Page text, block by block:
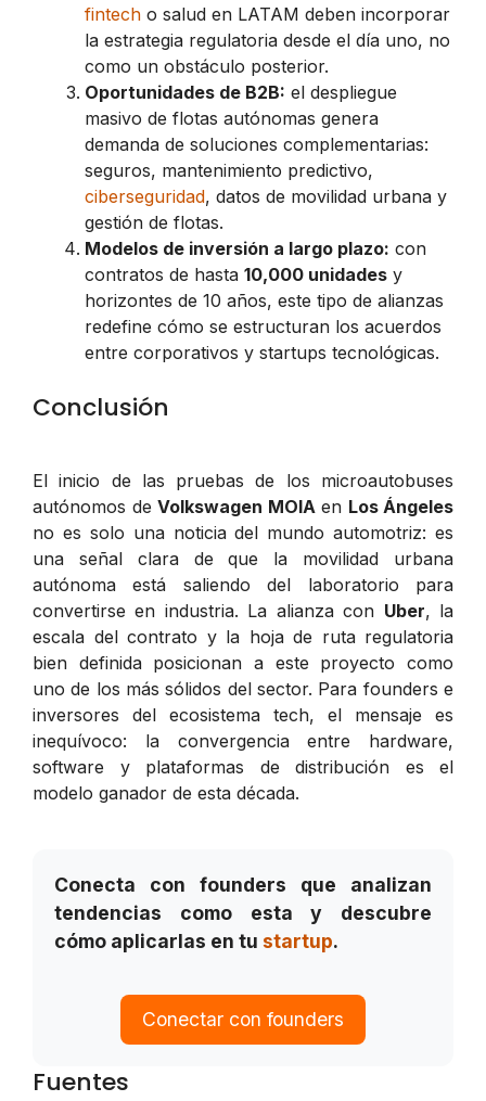
fintech o salud en LATAM deben incorporar
la estrategia regulatoria desde el día uno, no
como un obstáculo posterior.
Oportunidades de B2B: el despliegue
masivo de flotas autónomas genera
demanda de soluciones complementarias:
seguros, mantenimiento predictivo,
ciberseguridad, datos de movilidad urbana y
gestión de flotas.
Modelos de inversión a largo plazo: con
contratos de hasta 10,000 unidades y
horizontes de 10 años, este tipo de alianzas
redefine cómo se estructuran los acuerdos
entre corporativos y startups tecnológicas.
Conclusión
El inicio de las pruebas de los microautobuses
autónomos de Volkswagen MOIA en Los Ángeles
no es solo una noticia del mundo automotriz: es
una señal clara de que la movilidad urbana
autónoma está saliendo del laboratorio para
convertirse en industria. La alianza con Uber, la
escala del contrato y la hoja de ruta regulatoria
bien definida posicionan a este proyecto como
uno de los más sólidos del sector. Para founders e
inversores del ecosistema tech, el mensaje es
inequívoco: la convergencia entre hardware,
software y plataformas de distribución es el
modelo ganador de esta década.
Conecta con founders que analizan
tendencias como esta y descubre
cómo aplicarlas en tu startup.
Conectar con founders
Fuentes